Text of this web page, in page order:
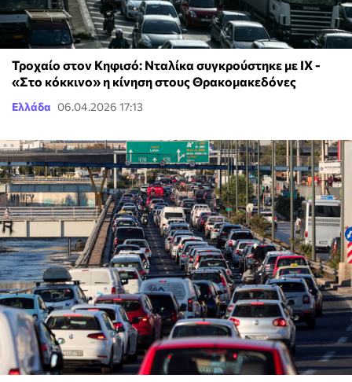
Τροχαίο στον Κηφισό: Νταλίκα συγκρούστηκε με ΙΧ -
«Στο κόκκινο» η κίνηση στους Θρακομακεδόνες
Ελλάδα 06.04.2026 17:13